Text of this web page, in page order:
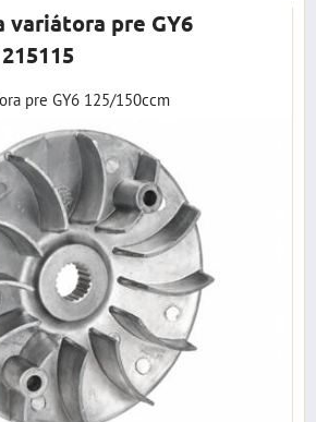
variátora pre GY6
pre GY6 125/150ccm